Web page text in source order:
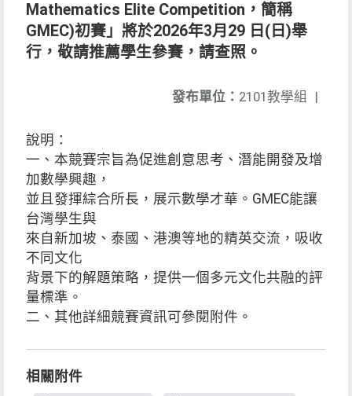
Mathematics Elite Competition，簡稱
GMEC)初賽」將於2026年3月29 日(日)舉
行，敬請推薦學生參賽，請查照。
發布單位： 2101教學組 |
說明：
一、本競賽宗旨為促進創意思考、潛能開發及增
加數學興趣，
並且發揮綜合所長，展示數學才華。GMEC能讓
台灣學生與
來自新加坡、泰國、港澳等地的精英交流，吸收
不同文化
背景下的解題策略，提供一個多元文化共融的評
量標準。
二、其他詳細競賽資訊可參閱附件。
相關附件